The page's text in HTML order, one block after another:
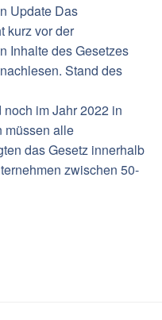
Update Das
kurz vor der
Inhalte des Gesetzes
Stand des
im Jahr 2022 in
müssen alle
das Gesetz innerhalb
zwischen 50-